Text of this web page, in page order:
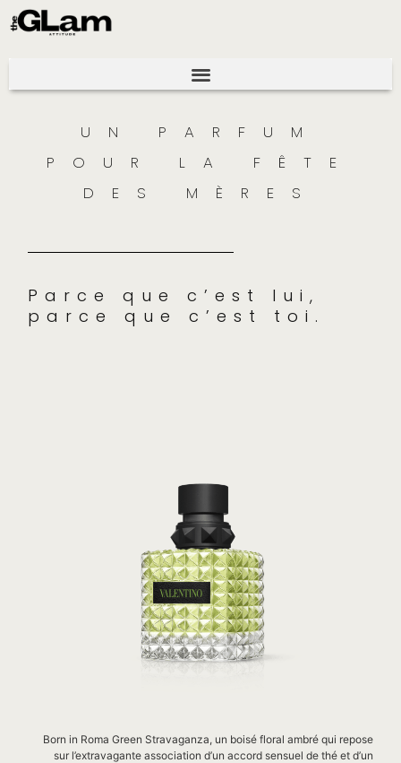
UN PARFUM
POUR LA FÊTE
DES MÈRES
Parce que c’est lui,
parce que c’est toi.
Born in Roma Green Stravaganza, un boisé floral ambré qui repose
sur l’extravagante association d’un accord sensuel de thé et d’un